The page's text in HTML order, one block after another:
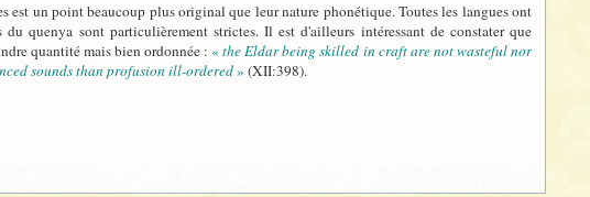
est un point beaucoup plus original que leur nature phonétique. Toutes les langues ont
quenya sont particulièrement strictes. Il est d'ailleurs intéressant de constater que
quantité mais bien ordonnée : «the Eldar being skilled in craft are not wasteful nor
sounds than profusion ill-ordered» (XII:398).